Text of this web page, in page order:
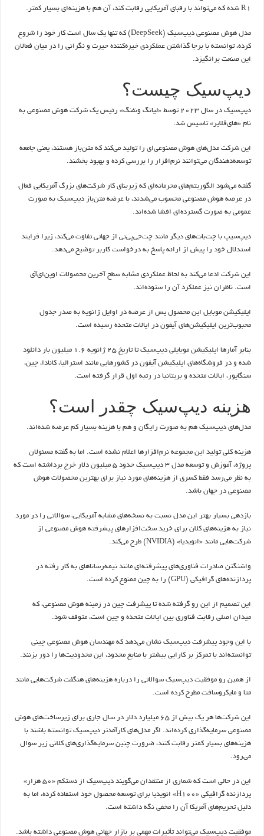
R۱ شده که می‌تواند با رقبای آمریکایی رقابت کند، آن هم با هزینه‌ای بسیار کمتر.
مدل هوش مصنوعی دیپ‌سیک (DeepSeek) که تنها یک سال است کار خود را شروع
کرده، توانسته با برجا گذاشتن عملکردی خیره‌کننده حیرت و نگرانی را در میان فعالان
این صنعت برانگیزد.
دیپ‌سیک چیست؟
دیپ‌سیک در سال ۲۰۲۳ توسط «لیانگ ونفنگ» رئیس یک شرکت هوش مصنوعی به
نام «های‌فلایر» تاسیس شد.
این شرکت مدل‌های هوش مصنوعی‌ای را تولید می‌کند که متن‌باز هستند، یعنی جامعه
توسعه‌دهندگان می‌توانند نرم‌افزار را بررسی کرده و بهبود بخشند.
گفته می‌شود الگوریتم‌های محرمانه‌ای که زیربنای کار شرکت‌های بزرگ آمریکایی فعال
در عرصه هوش مصنوعی محسوب می‌شدند، با عرضه متن‌باز دیپ‌سیک به صورت
عمومی به صورت گسترده‌ای افشا شده‌اند.
دیپ‌سیپ با چت‌بات‌های دیگر مانند چت‌جی‌پی‌تی از جهاتی تفاوت می‌کند، زیرا فرایند
استدلال خود را پیش از ارائه پاسخ به درخواست کاربر توضیح می‌دهد.
این شرکت ادعا می‌کند به لحاظ عملکردی مشابه سطح آخرین محصولات اوپن‌ای‌آی
است. ناظران نیز عملکرد آن را ستوده‌اند.
اپلیکیشن موبایل این محصول پس از عرضه در اوایل ژانویه به صدر جدول
محبوب‌ترین اپلیکیشن‌های آیفون در ایالات متحده رسیده است.
بنابر آمارها اپلیکیشن موبایلی دیپ‌سیک تا تاریخ ۲۵ ژانویه ۱.۶ میلیون بار دانلود
شده و در فروشگاه‌های اپلیکیشن آیفون در کشورهایی مانند استرالیا، کانادا، چین،
سنگاپور، ایالات متحده و بریتانیا در رتبه اول قرار گرفته است.
هزینه دیپ‌سیک چقدر است؟
مدل‌های دیپ‌سیک هم به صورت رایگان و هم با هزینه بسیار کم عرضه شده‌اند.
هزینه کلی تولید این مجموعه نرم‌افزارها اعلام نشده است. اما به گفته مسئولان
پروژه، آموزش و توسعه مدل‌ ۳ دیپ‌سیک حدود ۵ میلیون دلار خرج برداشته است که
به نظر می‌رسد فقط کسری از هزینه‌های مورد نیاز برای بهترین محصولات هوش
مصنوعی در جهان باشد.
بازدهی بسیار بهتر این مدل نسبت به نسخه‌های مشابه آمریکایی، سوالاتی را در مورد
نیاز به هزینه‌های کلان برای خرید سخت‌افزارهای پیشرفته هوش مصنوعی از
شرکت‌هایی مانند «انویدیا» (NVIDIA) طرح می‌کند.
واشنگتن صادرات فناوری‌های پیشرفته‌ای مانند نیمه‌رساناهای به کار رفته در
پردازنده‌های گرافیکی (GPU) را به چین ممنوع کرده است.
این تصمیم از این رو گرفته شده تا پیشرفت چین در زمینه هوش مصنوعی، که
میدان اصلی رقابت فناوری بین ایالات متحده و چین است، متوقف شود.
با این وجود پیشرفت دیپ‌سیک نشان می‌دهد که مهندسان هوش مصنوعی چینی
توانسته‌اند با تمرکز بر کارایی بیشتر با منابع محدود، این محدودیت‌ها را دور بزنند.
از همین رو موفقیت دیپ‌سیک سوالاتی را درباره هزینه‌های هنگفت شرکت‌هایی مانند
متا و مایکروسافت مطرح کرده است.
این شرکت‌ها هر یک بیش از ۶۵ میلیارد دلار در سال جاری برای زیرساخت‌های هوش
مصنوعی سرمایه‌گذاری کرده‌اند. اگر مدل‌های کارآمدتر دیپ‌سیک توانسته باشند با
هزینه‌های بسیار کمتر رقابت کنند، ضرورت چنین سرمایه‌گذاری‌های کلانی زیر سوال
می‌رود.
این در حالی است که شماری از منتقدان می‌گویند دیپ‌سیک از دستکم «۵۰ هزار»
پردازنده گرافیکی «H100» انویدیا برای توسعه محصول خود استفاده کرده، اما به
دلیل تحریم‌های آمریکا آن را مخفی نگه داشته است.
موفقیت دیپ‌سیک می‌تواند تأثیرات مهمی بر بازار جهانی هوش مصنوعی داشته باشد.